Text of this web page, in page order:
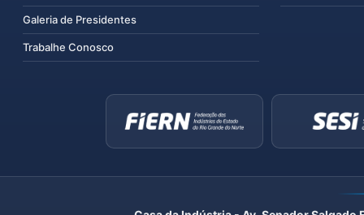
Galeria de Presidentes
Trabalhe Conosco